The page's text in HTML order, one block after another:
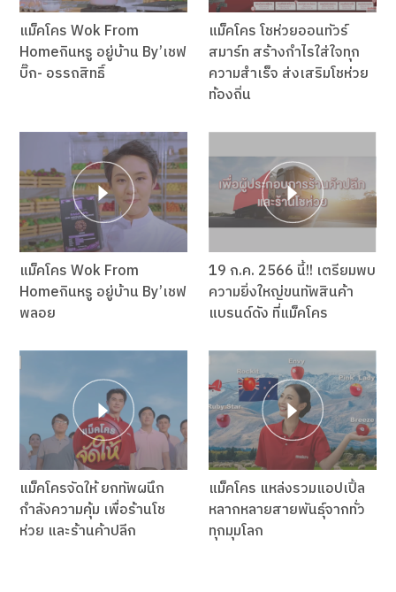
แม็คโคร Wok From
Homeกินหรู อยู่บ้าน By’เชฟ
บิ๊ก- อรรถสิทธิ์
แม็คโคร โชห่วยออนทัวร์
สมาร์ท สร้างกำไรใส่ใจทุก
ความสำเร็จ ส่งเสริมโชห่วย
ท้องถิ่น
แม็คโคร Wok From
Homeกินหรู อยู่บ้าน By’เชฟ
พลอย
19 ก.ค. 2566 นี้!! เตรียมพบ
ความยิ่งใหญ่ขนทัพสินค้า
แบรนด์ดัง ที่แม็คโคร
แม็คโครจัดให้ ยกทัพผนึก
กำลังความคุ้ม เพื่อร้านโช
ห่วย และร้านค้าปลีก
แม็คโคร แหล่งรวมแอปเปิ้ล
หลากหลายสายพันธุ์จากทั่ว
ทุกมุมโลก